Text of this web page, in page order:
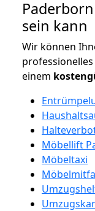
sein kann
Wir können
einem
Möbellift
Möbeltaxi